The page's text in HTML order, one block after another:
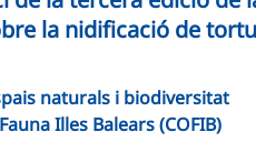
la nidificació de
naturals i biodiversitat
Illes Balears (COFIB)